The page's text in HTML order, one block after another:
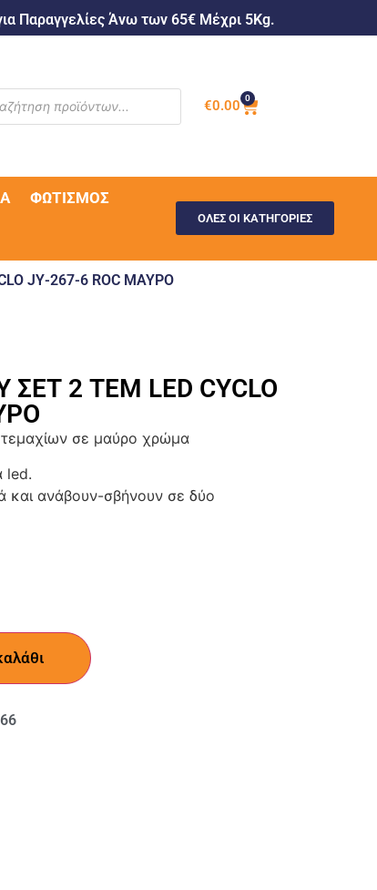
Παραγγελίες Άνω των 65€ Μέχρι 5Kg.
€0.00 0
ΦΩΤΙΣΜΌΣ
ΟΛΕΣ ΟΙ ΚΑΤΗΓΟΡΙΕΣ
JΥ-267-6 ROC ΜΑΥΡΟ
2 ΤΕΜ LED CYCLO
σε μαύρο χρώμα
led.
και ανάβουν-σβήνουν σε δύο